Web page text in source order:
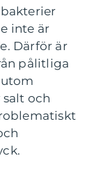
inte är
Därför är
pålitliga
och